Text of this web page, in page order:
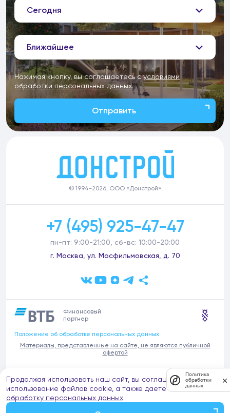
Сегодня
Ближайшее
Нажимая кнопку, вы соглашаетесь сусловиями
обработки персональных данных
Отправить
© 1994-2026, ООО «Донстрой»
+7 (495) 925-47-47
пн-пт: 9:00-21:00, сб-вс: 10:00-20:00
г. Москва, ул. Мосфильмовская, д. 70
Финансовый
партнер
Положение об обработке персональных данных
Материалы, представленные на сайте, не являются публичной
офертой
В связи с участившимися случаями предложений частных услуг от
имени компании Донстрой (проведения ремонтов, продажи
отделочных материалов и т.п.), обращаем внимание на то, что
компания Донстрой не оказывает таких услуг, не имеет
представительств такого профиля и не обращается к частным
Продолжая использовать наш сайт, вы соглашаетесь на
использование файлов cookie, а также даете согласие на
обработку персональных данных.
Политика
обработки
данных